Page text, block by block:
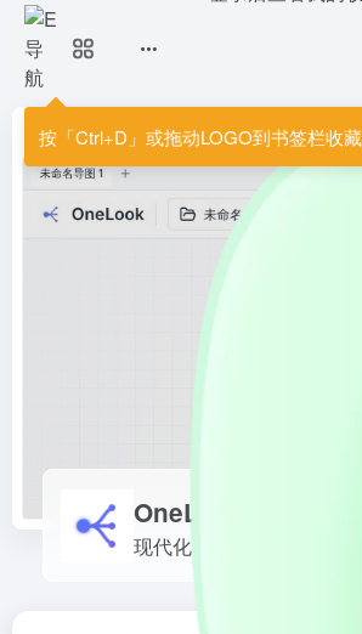
按「Ctrl+D」或拖动LOGO到书签栏收
首页 • 工具导航 • 效率办公 • 思维导图 •
OneLook 一目
现代化开源思维导图工具
现代